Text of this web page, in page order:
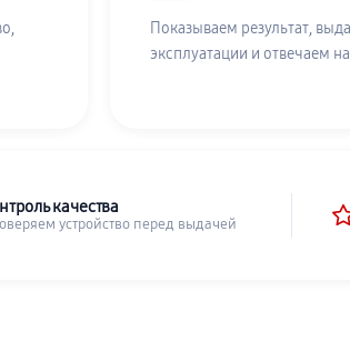
Показываем результат,
эксплуатации и отвечаем
качества
устройство перед выдачей